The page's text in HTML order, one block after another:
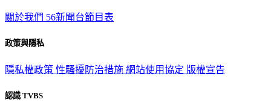
關於我們 56新聞台節目表
政策與隱私
隱私權政策 性騷擾防治措施 網站使用協定 版權宣告
認識 TVBS